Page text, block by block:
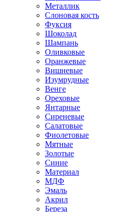
Металлик
Слоновая кость
Фуксия
Шоколад
Шампань
Оливковые
Оранжевые
Вишневые
Изумрудные
Венге
Ореховые
Янтарные
Сиреневые
Салатовые
Фиолетовые
Мятные
Золотые
Синие
Материал
МДФ
Эмаль
Акрил
Береза